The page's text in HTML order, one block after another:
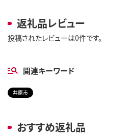
返礼品レビュー
投稿されたレビューは0件です。
関連キーワード
井原市
おすすめ返礼品